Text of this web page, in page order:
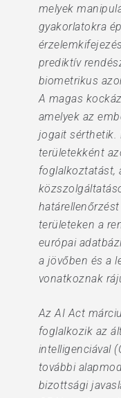
melyek
gyakorlatokra
prediktív
biometrikus
A magas
amelyek az
jogait sérthetik.
területekként
foglalkoztatást,
területeken a
európai
a jövőben és a
vonatkoznak
Az AI Act
foglalkozik az
intelligenciával
további
bizottsági